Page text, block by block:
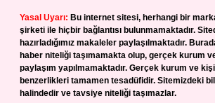
Yasal Uyarı: Bu internet sitesi, herhangi bir
şirketi ile hiçbir bağlantısı bulunmamaktadır.
hazırladığımız makaleler paylaşılmaktadır.
haber niteliği taşımamakta olup, gerçek kurum
paylaşım yapılmamaktadır. Gerçek kurum ve
benzerlikleri tamamen tesadüfidir. Sitemizdeki
halindedir ve tavsiye niteliği taşımazlar.